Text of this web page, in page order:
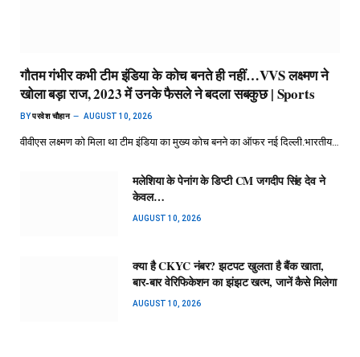
गौतम गंभीर कभी टीम इंडिया के कोच बनते ही नहीं…VVS लक्ष्मण ने
खोला बड़ा राज, 2023 में उनके फैसले ने बदला सबकुछ | Sports
BYपरवेश चौहान AUGUST 10, 2026
वीवीएस लक्ष्मण को मिला था टीम इंडिया का मुख्य कोच बनने का ऑफर नई दिल्ली.भारतीय…
मलेशिया के पेनांग के डिप्टी CM जगदीप सिंह देव ने
केवल…
AUGUST 10, 2026
क्या है CKYC नंबर? झटपट खुलता है बैंक खाता,
बार-बार वेरिफिकेशन का झंझट खत्म, जानें कैसे मिलेगा
AUGUST 10, 2026